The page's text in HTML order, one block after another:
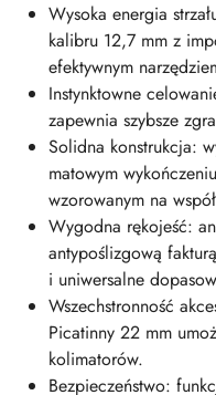
Wysoka energia
kalibru 12,7 mm z
efektywnym
Instynktowne
zapewnia szybsze
Solidna konstrukcja:
matowym
wzorowanym na
Wygodna rękojeść:
antypoślizgową
i uniwersalne
Wszechstronność
Picatinny 22 mm
kolimatorów.
Bezpieczeństwo: